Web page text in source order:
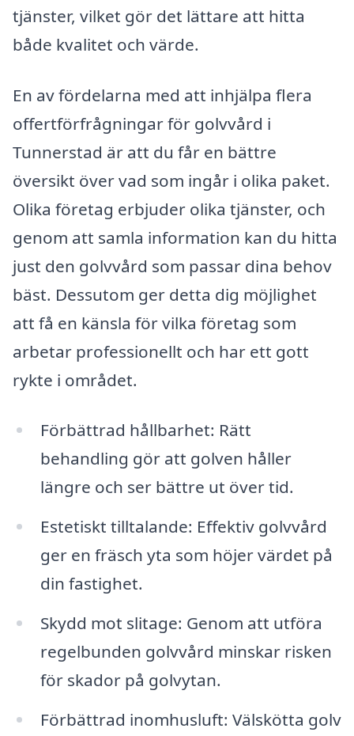
tjänster, vilket gör det lättare att hitta
både kvalitet och värde.
En av fördelarna med att inhjälpa flera
offertförfrågningar för golvvård i
Tunnerstad är att du får en bättre
översikt över vad som ingår i olika paket.
Olika företag erbjuder olika tjänster, och
genom att samla information kan du hitta
just den golvvård som passar dina behov
bäst. Dessutom ger detta dig möjlighet
att få en känsla för vilka företag som
arbetar professionellt och har ett gott
rykte i området.
Förbättrad hållbarhet: Rätt
behandling gör att golven håller
längre och ser bättre ut över tid.
Estetiskt tilltalande: Effektiv golvvård
ger en fräsch yta som höjer värdet på
din fastighet.
Skydd mot slitage: Genom att utföra
regelbunden golvvård minskar risken
för skador på golvytan.
Förbättrad inomhusluft: Välskötta golv